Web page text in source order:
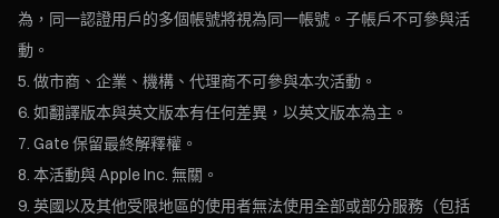
為，同一認證用戶的多個帳號將視為同一帳號。子帳戶不可參與活
動。
做市商、企業、機構、代理商不可參與本次活動。
如翻譯版本與英文版本有任何差異，以英文版本為主。
Gate 保留最終解釋權。
本活動與 Apple Inc. 無關。
英國以及其他受限地區的使用者無法使用全部或部分服務（包括